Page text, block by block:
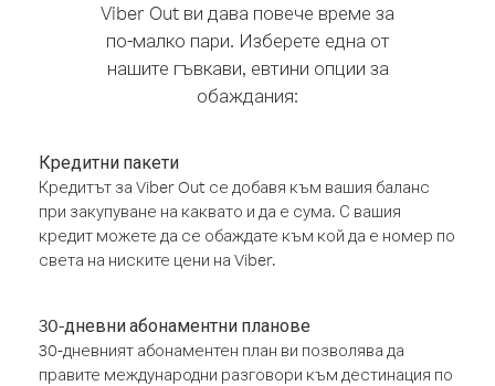
Viber Out ви дава повече време за
по-малко пари. Изберете една от
нашите гъвкави, евтини опции за
обаждания:
Кредитни пакети
Кредитът за Viber Out се добавя към вашия баланс
при закупуване на каквато и да е сума. С вашия
кредит можете да се обаждате към кой да е номер по
света на ниските цени на Viber.
30-дневни абонаментни планове
30-дневният абонаментен план ви позволява да
правите международни разговори към дестинация по